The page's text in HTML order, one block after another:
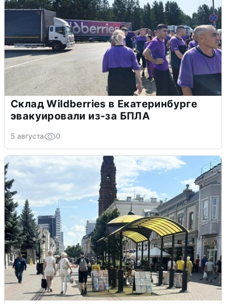
Склад Wildberries в Екатеринбурге
эвакуировали из-за БПЛА
5 августа 0